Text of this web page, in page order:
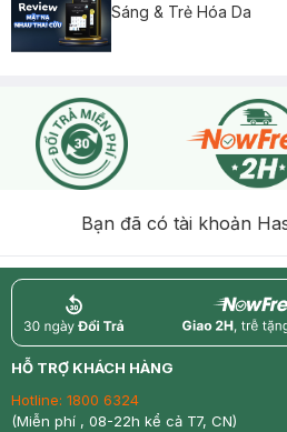
Sáng & Trẻ Hóa Da
Bạn đã có tài khoản
return nowfree
HỖ TRỢ KHÁCH HÀNG
Hotline: 1800 6324
(Miễn phí , 08-22h kể cả T7, CN)